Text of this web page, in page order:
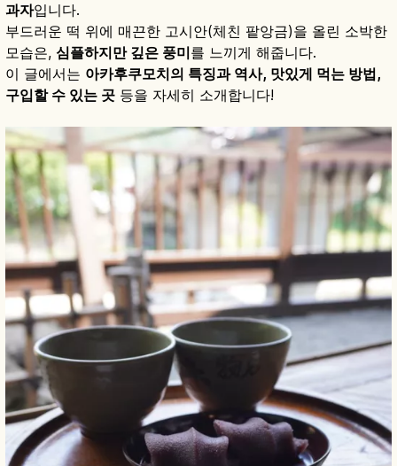
과자입니다.
부드러운 떡 위에 매끈한 고시안(체친 팥앙금)을 올린 소박한
모습은, 심플하지만 깊은 풍미를 느끼게 해줍니다.
이 글에서는 아카후쿠모치의 특징과 역사, 맛있게 먹는 방법,
구입할 수 있는 곳 등을 자세히 소개합니다!